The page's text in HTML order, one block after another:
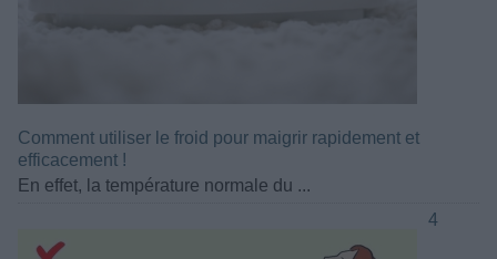
Comment utiliser le froid pour maigrir rapidement et
efficacement !
En effet, la température normale du ...
4